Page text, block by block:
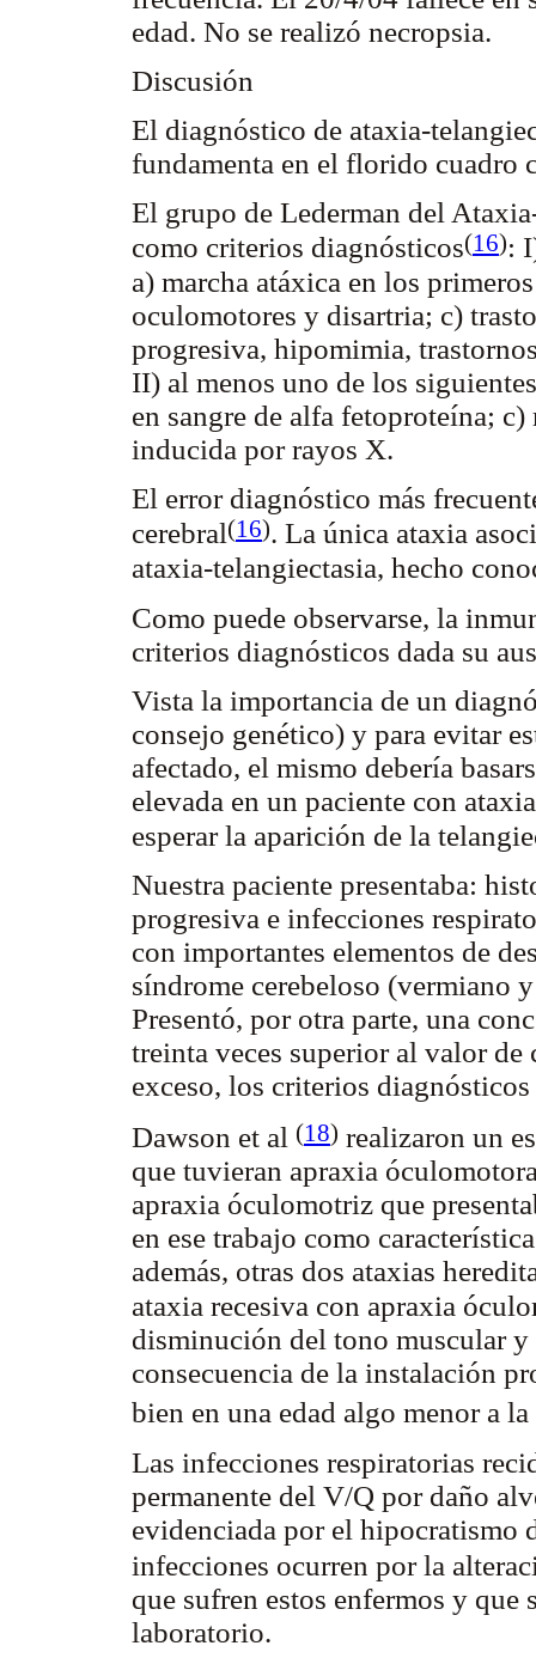
edad. No se realizó necropsia.
Discusión
El diagnóstico de ataxia-
fundamenta en el florido cuadro
El grupo de Lederman del
como criterios diagnósticos(16):
a) marcha atáxica en los
oculomotores y disartria; c)
progresiva, hipomimia,
II) al menos uno de los
en sangre de alfa fetoproteína;
inducida por rayos X.
El error diagnóstico más
cerebral(16). La única ataxia
ataxia-telangiectasia, hecho
Como puede observarse, la
criterios diagnósticos dada su
Vista la importancia de un
consejo genético) y para evitar
afectado, el mismo debería
elevada en un paciente con
esperar la aparición de la
Nuestra paciente presentaba:
progresiva e infecciones
con importantes elementos de
síndrome cerebeloso (vermiano
Presentó, por otra parte, una
treinta veces superior al valor
exceso, los criterios
Dawson et al (18) realizaron un
que tuvieran apraxia
apraxia óculomotriz que
en ese trabajo como
además, otras dos ataxias
ataxia recesiva con apraxia
disminución del tono muscular
consecuencia de la instalación
bien en una edad algo menor a
Las infecciones respiratorias
permanente del V/Q por daño
evidenciada por el hipocratismo
infecciones ocurren por la
que sufren estos enfermos y que
laboratorio.